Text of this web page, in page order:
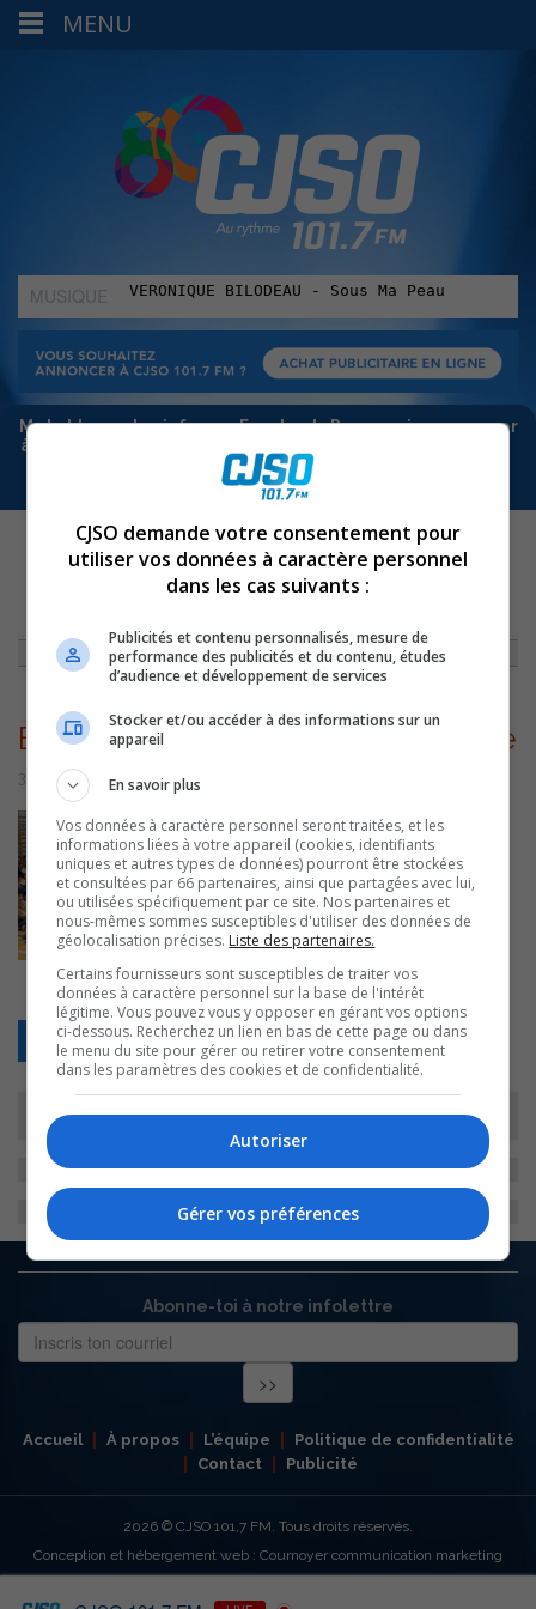
MUSIQUE
:
Meta bloque les infos sur Facebook. Pour ne rien manquer
à Sorel-Tracy et la région, abonne-toi à notre infolettre :
ACTUALITÉS »LES ÉLÈVES DE SAINTE-ANNE-LES-ÎLES
EcoleSainteAnneLesIlesGagnante
3 février 2023 | Par Sylvain Rochon
Retour
Abonne-toi à notre infolettre
Accueil À propos L’équipe
Politique de confidentialité
Contact
Publicité
2026 © CJSO 101,7 FM. Tous droits réservés.
Conception et hébergement web : Cournoyer communication marketing
MENU
CJSO demande votre consentement pour
utiliser vos données à caractère personnel
dans les cas suivants :
Publicités et contenu personnalisés, mesure de
performance des publicités et du contenu, études
d’audience et développement de services
Stocker et/ou accéder à des informations sur un
appareil
En savoir plus
Vos données à caractère personnel seront traitées, et les
informations liées à votre appareil (cookies, identifiants
uniques et autres types de données) pourront être stockées
et consultées par 66 partenaires, ainsi que partagées avec lui,
ou utilisées spécifiquement par ce site. Nos partenaires et
nous-mêmes sommes susceptibles d'utiliser des données de
géolocalisation précises. Liste des partenaires.
Certains fournisseurs sont susceptibles de traiter vos
données à caractère personnel sur la base de l'intérêt
légitime. Vous pouvez vous y opposer en gérant vos options
ci-dessous. Recherchez un lien en bas de cette page ou dans
le menu du site pour gérer ou retirer votre consentement
dans les paramètres des cookies et de confidentialité.
Autoriser
Gérer vos préférences